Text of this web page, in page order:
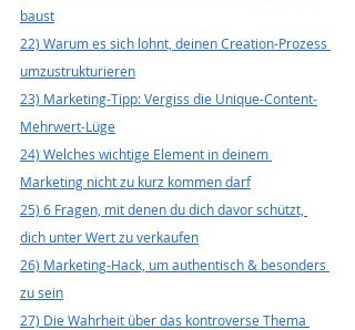
baust
22) Warum es sich lohnt, deinen Creation-Prozess
umzustrukturieren
23) Marketing-Tipp: Vergiss die Unique-Content-
Mehrwert-Lüge
24) Welches wichtige Element in deinem
Marketing nicht zu kurz kommen darf
25) 6 Fragen, mit denen du dich davor schützt,
dich unter Wert zu verkaufen
26) Marketing-Hack, um authentisch & besonders
zu sein
27) Die Wahrheit über das kontroverse Thema